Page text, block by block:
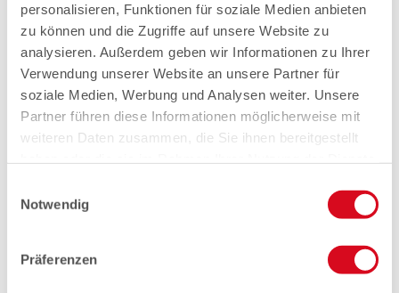
personalisieren, Funktionen für soziale Medien anbieten
zu können und die Zugriffe auf unsere Website zu
analysieren. Außerdem geben wir Informationen zu Ihrer
Verwendung unserer Website an unsere Partner für
soziale Medien, Werbung und Analysen weiter. Unsere
Partner führen diese Informationen möglicherweise mit
weiteren Daten zusammen, die Sie ihnen bereitgestellt
Notwendig
Präferenzen